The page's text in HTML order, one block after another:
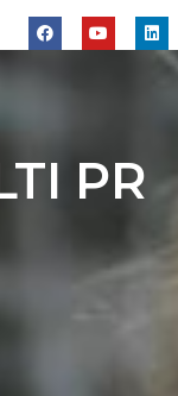
PR